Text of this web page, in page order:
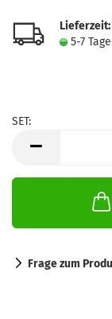
Lieferzeit:
5-7 Tage
SET:
Frage zum